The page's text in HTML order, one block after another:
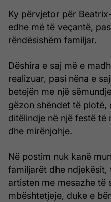
Ky përvjetor për
edhe më të veçantë,
rëndësishëm familjar.
Dëshira e saj më e
realizuar, pasi nëna e
betejën me një
gëzon shëndet të
ditëlindje në një festë
dhe mirënjohje.
Në postim nuk kanë
familjarët dhe
artisten me mesazhe të
mbështetjeje, duke e